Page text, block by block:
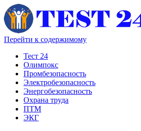
Перейти к содержимому
Тест 24
Олимпокс
Промбезопасность
Электробезопасность
Энергобезопасность
Охрана труда
ПТМ
ЭКГ